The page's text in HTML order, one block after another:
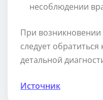
несоблюдении
При
следует
детальной
Источник